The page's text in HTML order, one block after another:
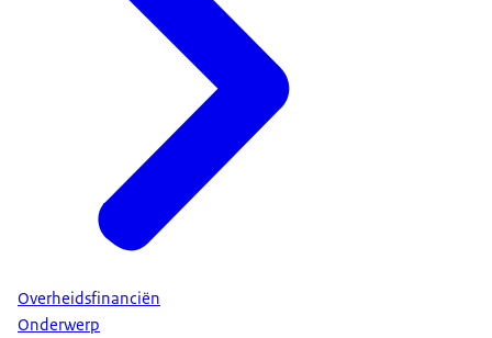
Overheidsfinanciën
Onderwerp